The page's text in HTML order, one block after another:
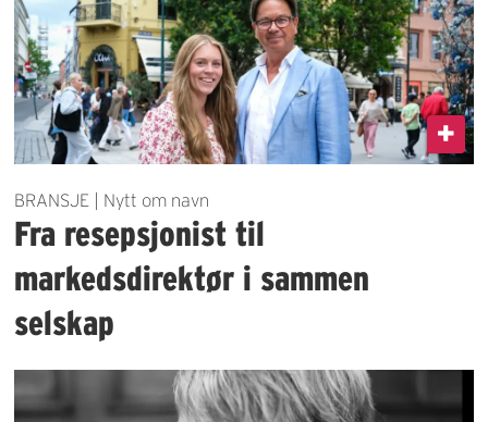
BRANSJE | Nytt om navn
Fra resepsjonist til
markedsdirektør i sammen
selskap